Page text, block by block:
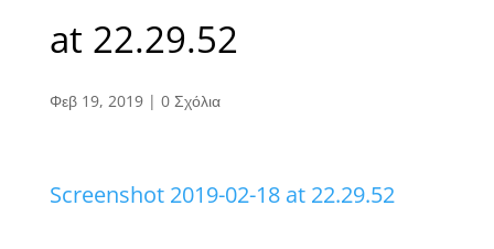
at 22.29.52
Φεβ 19, 2019| 0 Σχόλια
Screenshot 2019-02-18 at 22.29.52